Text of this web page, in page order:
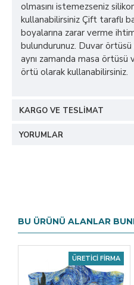
olmasını istemezseniz
kullanabilirsiniz Çift taraflı
boyalarına zarar verme
bulundurunuz. Duvar
aynı zamanda masa örtüsü
örtü olarak kullanabilirsiniz.
KARGO VE TESLIMAT
YORUMLAR
BU ÜRÜNÜ ALANLAR
ÜRETICI FIRMA